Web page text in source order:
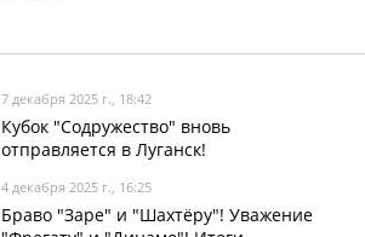
7 декабря 2025 г., 18:42
Кубок "Содружество" вновь
отправляется в Луганск!
4 декабря 2025 г., 16:25
Браво "Заре" и "Шахтёру"! Уважение